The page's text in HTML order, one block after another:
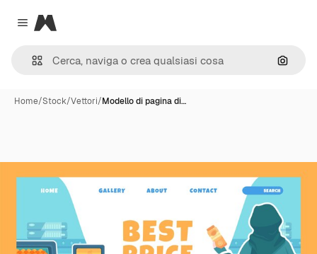
Close menu
Magnific
Cerca
Home/Stock/Vettori/Modello di pagina di…